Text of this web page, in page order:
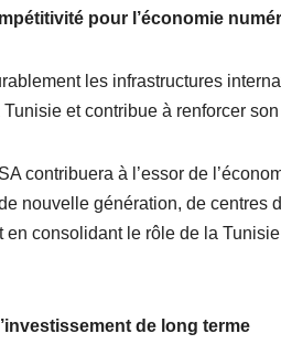
pour l’économie
les infrastructures
et contribue à renforcer
contribuera à l’essor de
nouvelle génération, de centres
en consolidant le rôle de la
de long terme